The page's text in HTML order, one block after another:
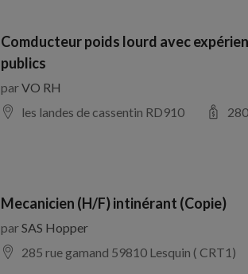
Comducteur poids lourd avec
publics
parVO RH
les landes de cassentin RD910
Mecanicien (H/F) intinérant (Copie)
parSAS Hopper
285 rue gamand 59810 Lesquin ( CRT1)